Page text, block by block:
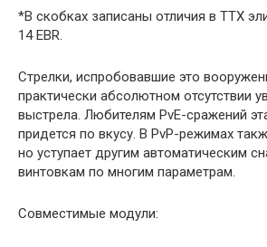
*В скобках записаны отличия в ТТХ
14 EBR.
Стрелки, испробовавшие это
практически абсолютном отсутствии
выстрела. Любителям PvE-сражений
придется по вкусу. В PvP-режимах
но уступает другим автоматическим
винтовкам по многим параметрам.
Совместимые модули: